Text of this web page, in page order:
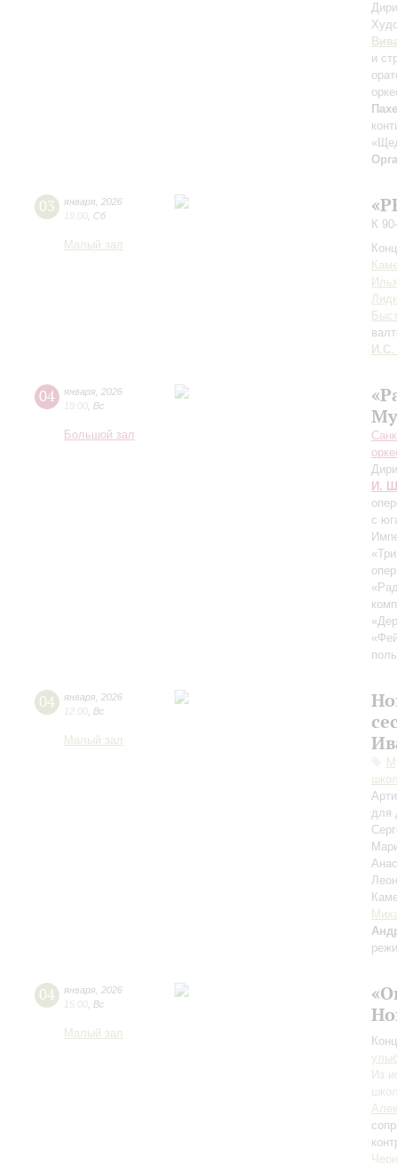
и
03 января 2026
19:00 Сб
Малый зал
К
И.С.
04 января 2026
19:00 Вс
Большой зал
И.
с
04 января 2026
12:00 Вс
Малый зал
для
04 января 2026
15:00 Вс
Малый зал
Из